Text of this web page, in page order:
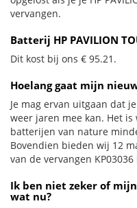
vervangen.
Batterij HP PAVILION
Dit kost bij ons € 95.21.
Hoelang gaat mijn
Je mag ervan uitgaan dat
weer jaren mee kan. Het
batterijen van nature
Bovendien bieden wij 12
van de vervangen
Ik ben niet zeker of
wat nu?